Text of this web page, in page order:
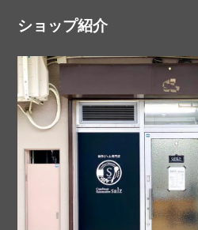
箔押し（シルバー）
タルトタタンジャム
2025/05/13
ショップ紹介